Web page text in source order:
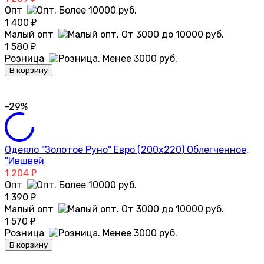
Опт
1 400 ₽
Малый опт
1 580 ₽
Розница
В корзину
-29%
Одеяло "Золотое Руно" Евро (200х220) Облегченное,
"Ившвей
1 204 ₽
Опт
1 390 ₽
Малый опт
1 570 ₽
Розница
В корзину